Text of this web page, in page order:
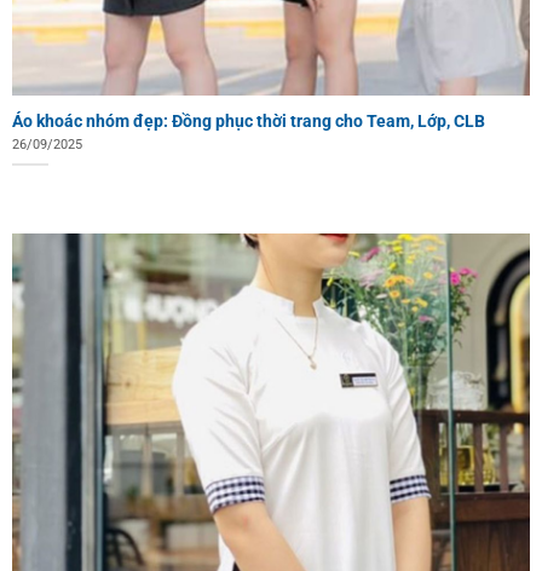
Áo khoác nhóm đẹp: Đồng phục thời trang cho Team, Lớp, CLB
26/09/2025